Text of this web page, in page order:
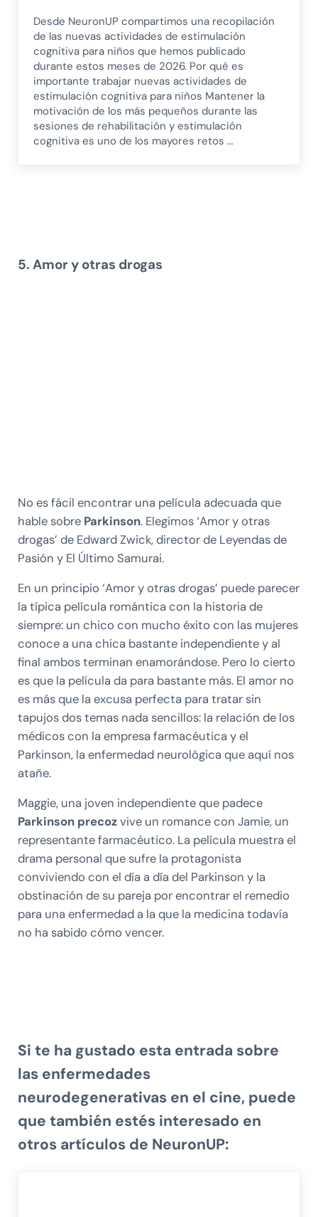
Desde NeuronUP compartimos una recopilación
de las nuevas actividades de estimulación
cognitiva para niños que hemos publicado
durante estos meses de 2026. Por qué es
importante trabajar nuevas actividades de
estimulación cognitiva para niños Mantener la
motivación de los más pequeños durante las
sesiones de rehabilitación y estimulación
cognitiva es uno de los mayores retos …
5. Amor y otras drogas
No es fácil encontrar una película adecuada que
hable sobre Parkinson. Elegimos ‘Amor y otras
drogas’ de Edward Zwick, director de Leyendas de
Pasión y El Último Samurai.
En un principio ‘Amor y otras drogas’ puede parecer
la típica película romántica con la historia de
siempre: un chico con mucho éxito con las mujeres
conoce a una chica bastante independiente y al
final ambos terminan enamorándose. Pero lo cierto
es que la película da para bastante más. El amor no
es más que la excusa perfecta para tratar sin
tapujos dos temas nada sencillos: la relación de los
médicos con la empresa farmacéutica y el
Parkinson, la enfermedad neurológica que aquí nos
atañe.
Maggie, una joven independiente que padece
Parkinson precozvive un romance con Jamie, un
representante farmacéutico. La película muestra el
drama personal que sufre la protagonista
conviviendo con el día a día del Parkinson y la
obstinación de su pareja por encontrar el remedio
para una enfermedad a la que la medicina todavía
no ha sabido cómo vencer.
Si te ha gustado esta entrada sobre
las enfermedades
neurodegenerativas en el cine, puede
que también estés interesado en
otros artículos de NeuronUP: